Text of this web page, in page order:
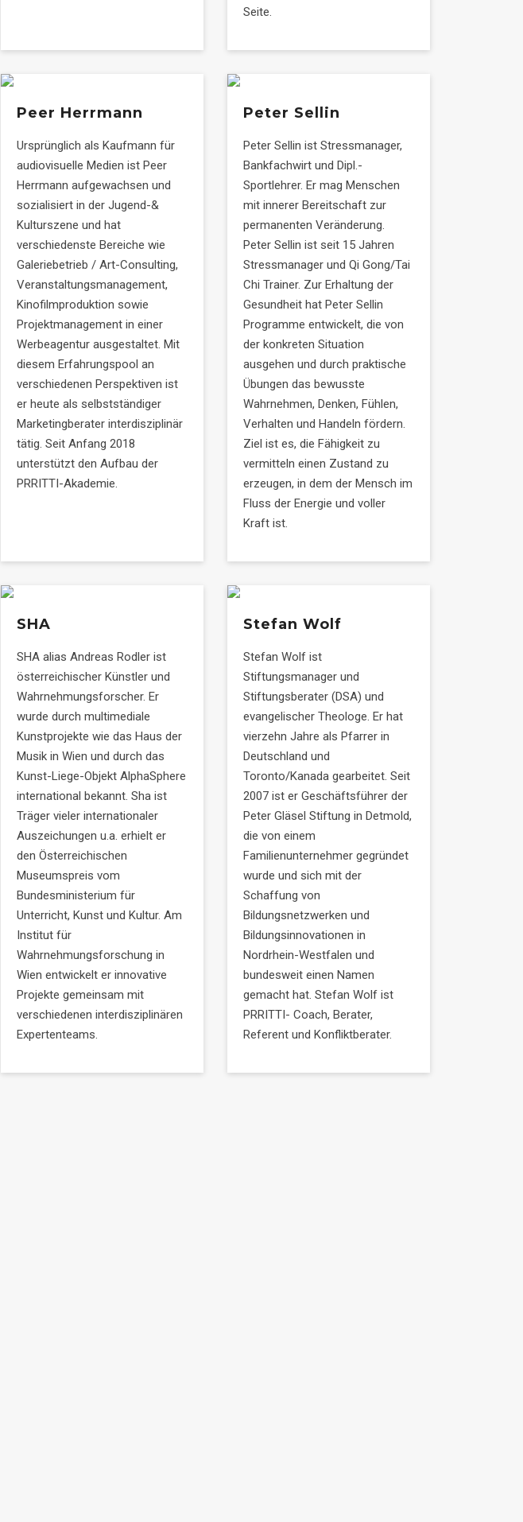
Seite.
Peer Herrmann
Ursprünglich als Kaufmann für
audiovisuelle Medien ist Peer
Herrmann aufgewachsen und
sozialisiert in der Jugend-&
Kulturszene und hat
verschiedenste Bereiche wie
Galeriebetrieb / Art-Consulting,
Veranstaltungsmanagement,
Kinofilmproduktion sowie
Projektmanagement in einer
Werbeagentur ausgestaltet. Mit
diesem Erfahrungspool an
verschiedenen Perspektiven ist
er heute als selbstständiger
Marketingberater interdisziplinär
tätig. Seit Anfang 2018
unterstützt den Aufbau der
PRRITTI-Akademie.
Peter Sellin
Peter Sellin ist Stressmanager,
Bankfachwirt und Dipl.-
Sportlehrer. Er mag Menschen
mit innerer Bereitschaft zur
permanenten Veränderung.
Peter Sellin ist seit 15 Jahren
Stressmanager und Qi Gong/Tai
Chi Trainer. Zur Erhaltung der
Gesundheit hat Peter Sellin
Programme entwickelt, die von
der konkreten Situation
ausgehen und durch praktische
Übungen das bewusste
Wahrnehmen, Denken, Fühlen,
Verhalten und Handeln fördern.
Ziel ist es, die Fähigkeit zu
vermitteln einen Zustand zu
erzeugen, in dem der Mensch im
Fluss der Energie und voller
Kraft ist.
SHA
SHA alias Andreas Rodler ist
österreichischer Künstler und
Wahrnehmungsforscher. Er
wurde durch multimediale
Kunstprojekte wie das Haus der
Musik in Wien und durch das
Kunst-Liege-Objekt AlphaSphere
international bekannt. Sha ist
Träger vieler internationaler
Auszeichungen u.a. erhielt er
den Österreichischen
Museumspreis vom
Bundesministerium für
Unterricht, Kunst und Kultur. Am
Institut für
Wahrnehmungsforschung in
Wien entwickelt er innovative
Projekte gemeinsam mit
verschiedenen interdisziplinären
Expertenteams.
Stefan Wolf
Stefan Wolf ist
Stiftungsmanager und
Stiftungsberater (DSA) und
evangelischer Theologe. Er hat
vierzehn Jahre als Pfarrer in
Deutschland und
Toronto/Kanada gearbeitet. Seit
2007 ist er Geschäftsführer der
Peter Gläsel Stiftung in Detmold,
die von einem
Familienunternehmer gegründet
wurde und sich mit der
Schaffung von
Bildungsnetzwerken und
Bildungsinnovationen in
Nordrhein-Westfalen und
bundesweit einen Namen
gemacht hat. Stefan Wolf ist
PRRITTI- Coach, Berater,
Referent und Konfliktberater.